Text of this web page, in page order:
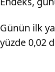
Günün ilk
yüzde 0,02